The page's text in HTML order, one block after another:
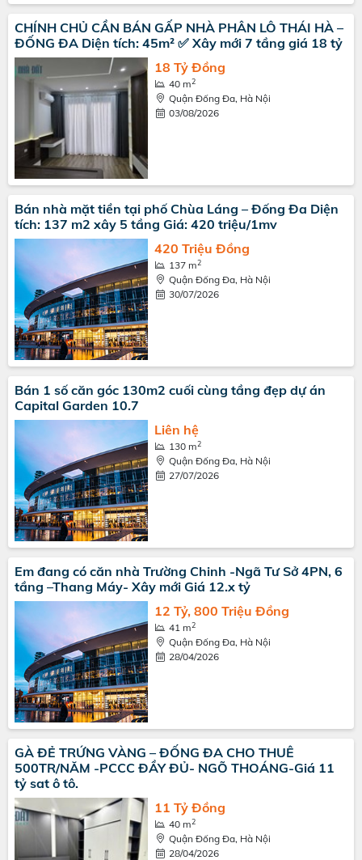
CHÍNH CHỦ CẦN BÁN GẤP NHÀ PHÂN LÔ THÁI HÀ –
ĐỐNG ĐA Diện tích: 45m² ✅ Xây mới 7 tầng giá 18 tỷ
18 Tỷ Đồng
40 m2
Quận Đống Đa, Hà Nội
03/08/2026
Bán nhà mặt tiền tại phố Chùa Láng – Đống Đa Diện
tích: 137 m2 xây 5 tầng Giá: 420 triệu/1mv
420 Triệu Đồng
137 m2
Quận Đống Đa, Hà Nội
30/07/2026
Bán 1 số căn góc 130m2 cuối cùng tầng đẹp dự án
Capital Garden 10.7
Liên hệ
130 m2
Quận Đống Đa, Hà Nội
27/07/2026
Em đang có căn nhà Trường Chinh -Ngã Tư Sở 4PN, 6
tầng –Thang Máy- Xây mới Giá 12.x tỷ
12 Tỷ, 800 Triệu Đồng
41 m2
Quận Đống Đa, Hà Nội
28/04/2026
GÀ ĐẺ TRỨNG VÀNG – ĐỐNG ĐA CHO THUÊ
500TR/NĂM -PCCC ĐẦY ĐỦ- NGÕ THOÁNG-Giá 11
tỷ sat ô tô.
11 Tỷ Đồng
40 m2
Quận Đống Đa, Hà Nội
28/04/2026